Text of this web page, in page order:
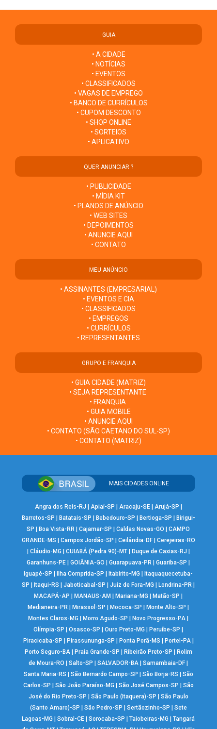
GUIA
• A CIDADE
• NOTÍCIAS
• EVENTOS
• CLASSIFICADOS
• VAGAS DE EMPREGO
• BANCO DE CURRÍCULOS
• CUPOM DESCONTO
• SHOP ONLINE
• SORTEIOS
• APLICATIVO
QUER ANUNCIAR ?
• PUBLICIDADE
• MÍDIA KIT
• PLANOS DE ANÚNCIO
• WEB SITES
• DEPOIMENTOS
• ANUNCIE AQUI
• CONTATO
MEU ANÚNCIO
• ASSINANTES (EMPRESARIAL)
• EVENTOS E CIA
• CLASSIFICADOS
• EMPREGOS
• CURRÍCULOS
• REPRESENTANTES
GRUPO E FRANQUIA
• GUIA CIDADE (MATRIZ)
• SEJA REPRESENTANTE
• FRANQUIA
• GUIA MOBILE
• ANUNCIE AQUI
• CONTATO (SÃO CAETANO DO SUL-SP)
• CONTATO (MATRIZ)
MAIS CIDADES ONLINE
Angra dos Reis-RJ Apiaí-SP Aracaju-SE| Arujá-SP
Barretos-SP
Batatais-SP Bebedouro-SP Bertioga-SP
Birigui-
SP
Boa Vista-RR |Cajamar-SP |Caldas Novas-GO |CAMPO
GRANDE-MS
Campos Jordão-SP Ceilândia-DF| Cerejeiras-RO
Cláudio-MG CUIABÁ (Pedra 90)-MT| Duque de Caxias-RJ
Garanhuns-PE |GOIÂNIA-GO |Guarapuava-PR |Guariba-SP
Iguapé-SP
Ilha Comprida-SP Itabirito-MG
Itaquaquecetuba-
SP
Itaqui-RS |Jaboticabal-SP |Juiz de Fora-MG Londrina-PR
MACAPÁ-AP
MANAUS-AM Mariana-MG Matão-SP
Medianeira-PR
Mirassol-SP Mococa-SP Monte Alto-SP
Montes Claros-MG
Morro Agudo-SP Novo Progresso-PA
Olímpia-SP
|Osasco-SP |Ouro Preto-MG Peruíbe-SP
Piracicaba-SP
Pirassununga-SP Ponta Porã-MS Portel-PA|
Porto Seguro-BA| Praia Grande-SP Ribeirão Preto-SP
Rolim
de Moura-RO
|Salto-SP |SALVADOR-BA |Samambaia-DF
Santa Maria-RS
São Bernardo Campo-SP São Borja-RS
São
Carlos-SP
São João Paraíso-MG São José Campos-SP
São
José do Rio Preto-SP
São Paulo (Itaquera)-SP
São Paulo
(Santo Amaro)-SP
São Pedro-SP Sertãozinho-SP
Sete
Lagoas-MG
|Sobral-CE |Sorocaba-SP |Taiobeiras-MG |Tangará